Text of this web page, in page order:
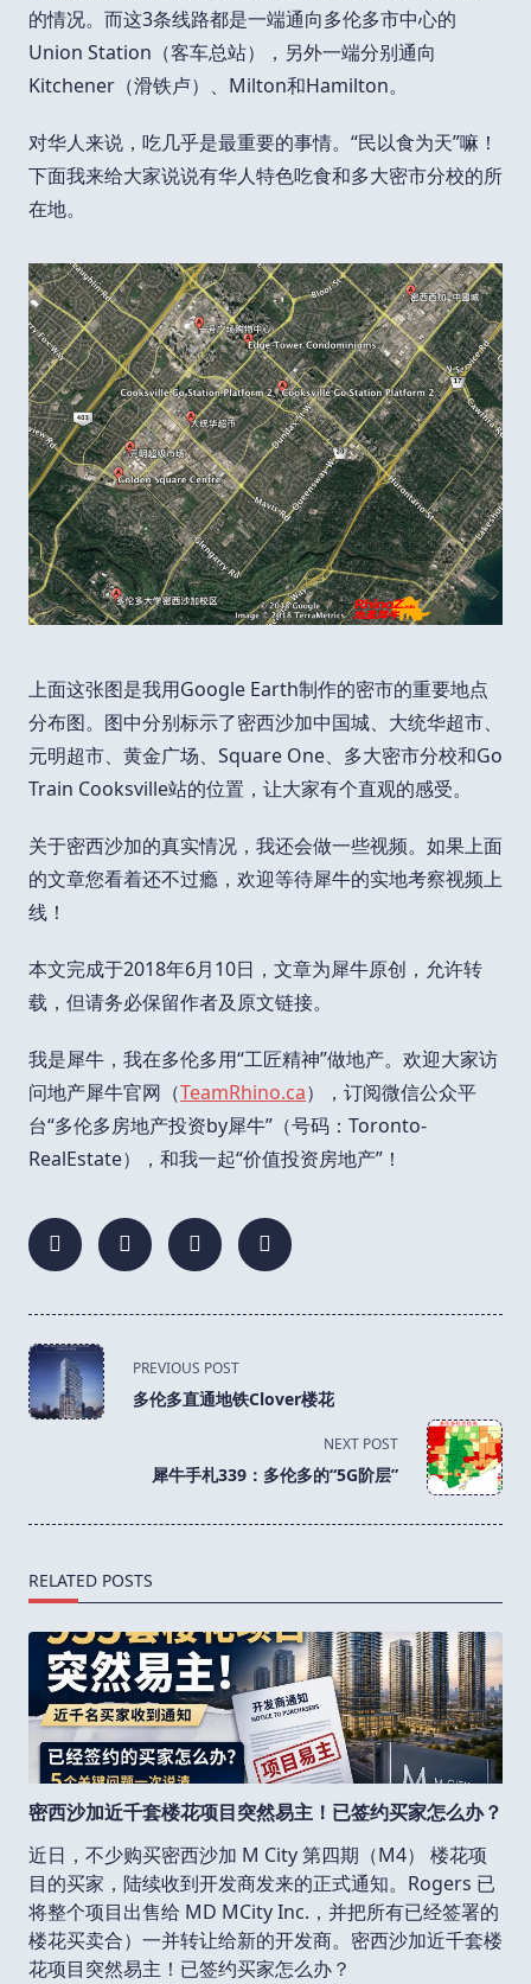
的情况。而这3条线路都是一端通向多伦多市中心的
Union Station（客车总站），另外一端分别通向
Kitchener（滑铁卢）、Milton和Hamilton。
对华人来说，吃几乎是最重要的事情。“民以食为天”嘛！
下面我来给大家说说有华人特色吃食和多大密市分校的所
在地。
上面这张图是我用Google Earth制作的密市的重要地点
分布图。图中分别标示了密西沙加中国城、大统华超市、
元明超市、黄金广场、Square One、多大密市分校和Go
Train Cooksville站的位置，让大家有个直观的感受。
关于密西沙加的真实情况，我还会做一些视频。如果上面
的文章您看着还不过瘾，欢迎等待犀牛的实地考察视频上
线！
本文完成于2018年6月10日，文章为犀牛原创，允许转
载，但请务必保留作者及原文链接。
我是犀牛，我在多伦多用“工匠精神”做地产。欢迎大家访
问地产犀牛官网（TeamRhino.ca），订阅微信公众平
台“多伦多房地产投资by犀牛”（号码：Toronto-
RealEstate），和我一起“价值投资房地产”！
<span
class="nav-
subtitle
PREVIOUS POST
多伦多直通地铁Clover楼花
NEXT POST
犀牛手札339：多伦多的“5G阶层”
RELATED POSTS
密西沙加近千套楼花项目突然易主！已签约买家怎么办？
近日，不少购买密西沙加 M City 第四期（M4） 楼花项
目的买家，陆续收到开发商发来的正式通知。Rogers 已
将整个项目出售给 MD MCity Inc.，并把所有已经签署的
楼花买卖合）一并转让给新的开发商。密西沙加近千套楼
花项目突然易主！已签约买家怎么办？